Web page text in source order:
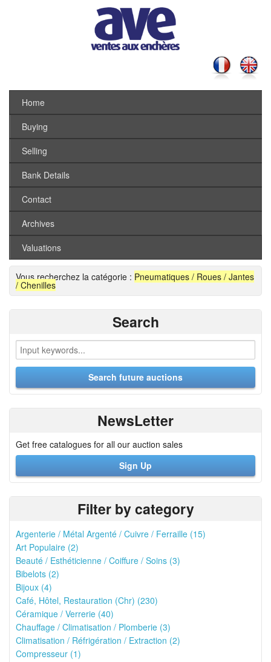
Home
Buying
Selling
Bank Details
Contact
Archives
Valuations
Vous recherchez la catégorie : Pneumatiques / Roues / Jantes
/ Chenilles
Search
NewsLetter
Get free catalogues for all our auction sales
Sign Up
Filter by category
Argenterie / Métal Argenté / Cuivre / Ferraille (15)
Art Populaire (2)
Beauté / Esthéticienne / Coiffure / Soins (3)
Bibelots (2)
Bijoux (4)
Café, Hôtel, Restauration (Chr) (230)
Céramique / Verrerie (40)
Chauffage / Climatisation / Plomberie (3)
Climatisation / Réfrigération / Extraction (2)
Compresseur (1)